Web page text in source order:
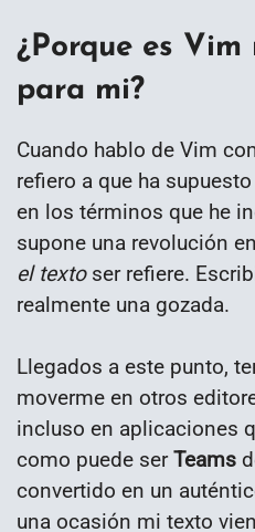
¿Porque es
para mi?
Cuando hablo de Vim
refiero a que ha
en los términos que he
supone una revolución
el textoser refiere.
realmente una gozada.
Llegados a este punto,
moverme en otros
incluso en aplicaciones
como puede serTeams
convertido en un
una ocasión mi texto